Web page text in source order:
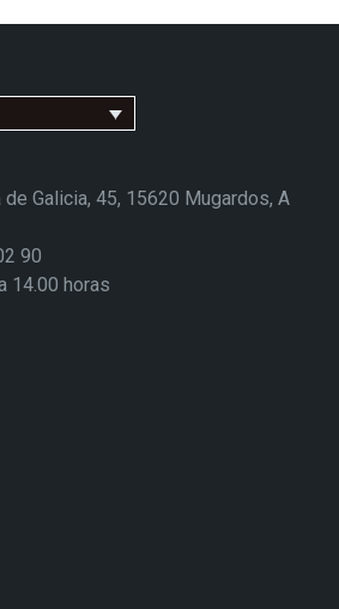
de Galicia, 45, 15620 Mugardos, A
90
14.00 horas